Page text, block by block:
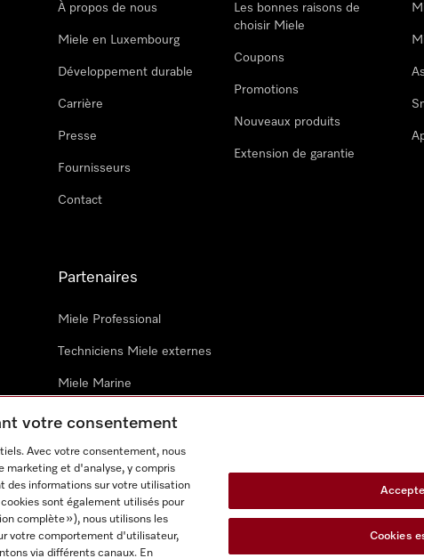
À propos de nous
Miele en Luxembourg
Développement durable
Carrière
Presse
Fournisseurs
Contact
Les bonnes raisons de
choisir Miele
Coupons
Promotions
Nouveaux produits
Extension de garantie
Partenaires
Miele Professional
Techniciens Miele externes
Miele Marine
Architectes & promoteurs
Déclaration d'accessibilité
votre consentement
Avec votre consentement, nous
marketing et d'analyse, y compris
des informations sur votre utilisation
sont également utilisés pour
complète »), nous utilisons les
votre comportement d'utilisateur,
via différents canaux. En
Cookies